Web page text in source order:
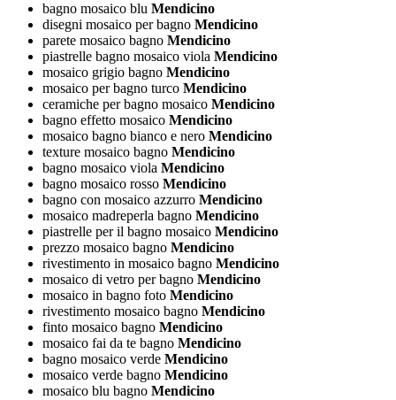
bagno mosaico blu Mendicino
disegni mosaico per bagno Mendicino
parete mosaico bagno Mendicino
piastrelle bagno mosaico viola Mendicino
mosaico grigio bagno Mendicino
mosaico per bagno turco Mendicino
ceramiche per bagno mosaico Mendicino
bagno effetto mosaico Mendicino
mosaico bagno bianco e nero Mendicino
texture mosaico bagno Mendicino
bagno mosaico viola Mendicino
bagno mosaico rosso Mendicino
bagno con mosaico azzurro Mendicino
mosaico madreperla bagno Mendicino
piastrelle per il bagno mosaico Mendicino
prezzo mosaico bagno Mendicino
rivestimento in mosaico bagno Mendicino
mosaico di vetro per bagno Mendicino
mosaico in bagno foto Mendicino
rivestimento mosaico bagno Mendicino
finto mosaico bagno Mendicino
mosaico fai da te bagno Mendicino
bagno mosaico verde Mendicino
mosaico verde bagno Mendicino
mosaico blu bagno Mendicino